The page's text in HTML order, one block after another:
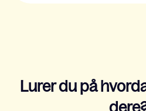
Lurer du på